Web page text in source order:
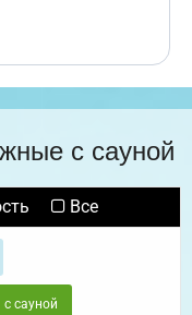
с сауной
Все
с сауной